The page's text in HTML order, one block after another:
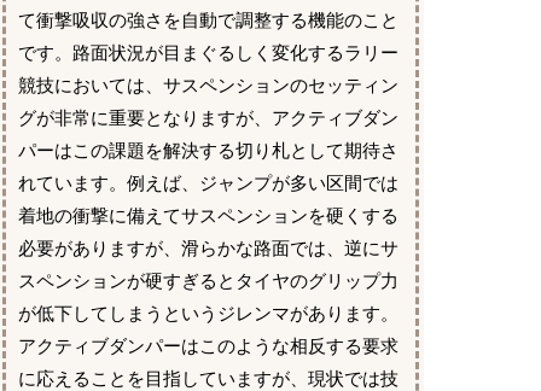
て衝撃吸収の強さを自動で調整する機能のこと
です。路面状況が目まぐるしく変化するラリー
競技においては、サスペンションのセッティン
グが非常に重要となりますが、アクティブダン
パーはこの課題を解決する切り札として期待さ
れています。例えば、ジャンプが多い区間では
着地の衝撃に備えてサスペンションを硬くする
必要がありますが、滑らかな路面では、逆にサ
スペンションが硬すぎるとタイヤのグリップ力
が低下してしまうというジレンマがあります。
アクティブダンパーはこのような相反する要求
に応えることを目指していますが、現状では技